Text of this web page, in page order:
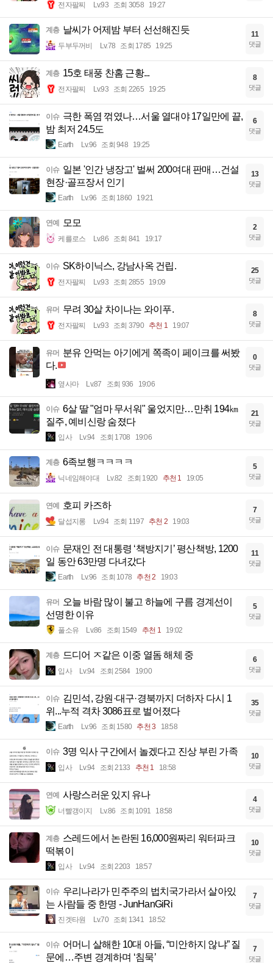
전자팔찌 Lv.93 조회 3058 19:27
계층 날씨가 어제밤 부터 선선해진듯
두부두꺼비 Lv.78 조회 1785 19:25
11
댓글
계층 15호 태풍 찬홈 근황...
전자팔찌 Lv.93 조회 2265 19:25
8
댓글
이슈 극한 폭염 꺾였나…서울 열대야 17일만에 끝,
밤 최저 24.5도
Earth Lv.96 조회 948 19:25
6
댓글
이슈 일본 '인간 냉장고' 벌써 200여대 판매…건설
현장·골프장서 인기
Earth Lv.96 조회 1860 19:21
13
댓글
연예 모모
케를로스 Lv.86 조회 841 19:17
2
댓글
이슈 SK하이닉스, 강남사옥 건립.
전자팔찌 Lv.93 조회 2855 19:09
25
댓글
유머 무려 30살 차이나는 와이푸.
전자팔찌 Lv.93 조회 3790 추천 1 19:07
8
댓글
유머 분유 안먹는 아기에게 쪽족이 페이크를 써봤
다.
옆사마 Lv.87 조회 936 19:06
0
댓글
이슈 6살 딸 "엄마 무서워" 울었지만…만취 194㎞
질주, 예비신랑 숨졌다
입사 Lv.94 조회 1708 19:06
21
댓글
계층 6족보행ㅋㅋㅋㅋ
닉네임해야대 Lv.82 조회 1920 추천 1 19:05
5
댓글
연예 호피 카즈하
달섭지롱 Lv.94 조회 1197 추천 2 19:03
7
댓글
이슈 문재인 전 대통령 ‘책방지기’ 평산책방, 1200
일 동안 63만명 다녀갔다
Earth Lv.96 조회 1078 추천 2 19:03
11
댓글
유머 오늘 바람 많이 불고 하늘에 구름 경계선이
선명한 이유
풀소유 Lv.86 조회 1549 추천 1 19:02
5
댓글
계층 드디어 ㅈ같은 이중 열돔 해체 중
입사 Lv.94 조회 2584 19:00
6
댓글
이슈 김민석, 강원·대구·경북까지 더하자 다시 1
위...누적 격차 3086표로 벌어졌다
Earth Lv.96 조회 1580 추천 3 18:58
35
댓글
이슈 3명 익사 구간에서 놀겠다고 진상 부린 가족
입사 Lv.94 조회 2133 추천 1 18:58
10
댓글
연예 사랑스러운 있지 유나
너빨갱이지 Lv.86 조회 1091 18:58
4
댓글
계층 스레드에서 논란된 16,000원짜리 워터파크
떡볶이
입사 Lv.94 조회 2203 18:57
10
댓글
이슈 우리나라가 민주주의 법치국가라서 살아있
는 사람들 중 한명 - JunHanGiRi
진겟타원 Lv.70 조회 1341 18:52
7
댓글
이슈 어머니 살해한 10대 아들, “미안하지 않냐” 질
문에…주변 경계하며 ‘침묵’
7
댓글